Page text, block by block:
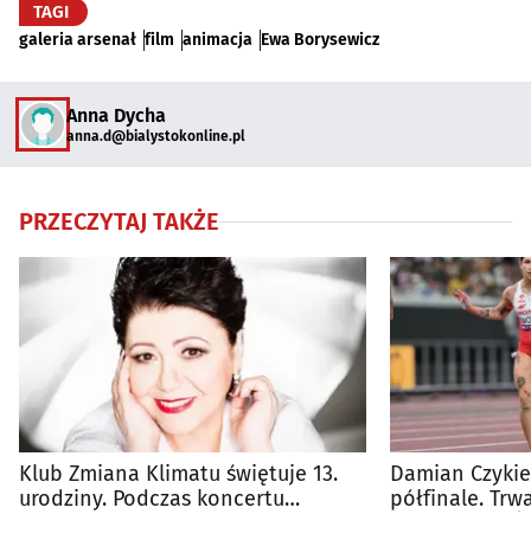
TAGI
galeria arsenał film animacja Ewa Borysewicz
Anna Dycha
anna.d@bialystokonline.pl
PRZECZYTAJ TAKŻE
Klub Zmiana Klimatu świętuje 13.
urodziny. Podczas koncertu
Damian
półfinale.